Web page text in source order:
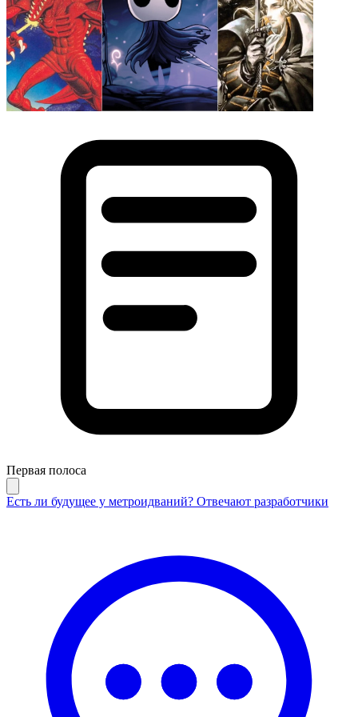
Первая полоса
Есть ли будущее у метроидваний? Отвечают разработчики